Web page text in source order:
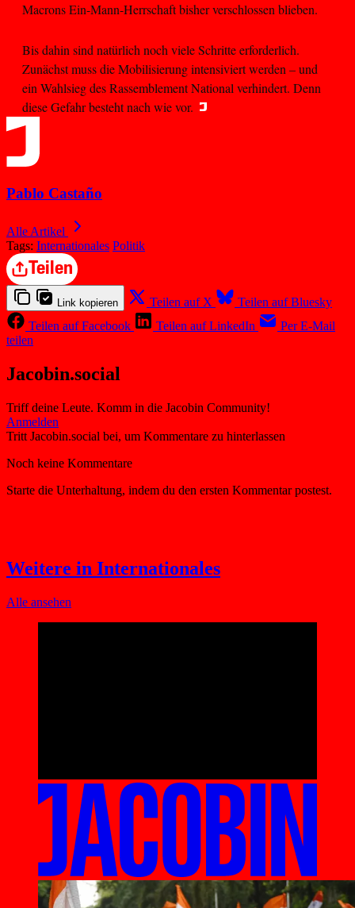
Macrons Ein-Mann-Herrschaft bisher verschlossen blieben.
Bis dahin sind natürlich noch viele Schritte erforderlich.
Zunächst muss die Mobilisierung intensiviert werden – und
ein Wahlsieg des Rassemblement National verhindert. Denn
diese Gefahr besteht nach wie vor.
Pablo Castaño
Alle Artikel
Tags: Internationales Politik
Teilen
Link kopieren Teilen auf X
Teilen auf Bluesky
Teilen auf Facebook
Teilen auf LinkedIn
Per E-Mail
teilen
Jacobin.social
Triff deine Leute. Komm in die Jacobin Community!
Weitere in Internationales
Alle ansehen